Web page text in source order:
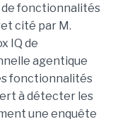
fonctionnalités
cité par M.
IQ de
agentique
fonctionnalités
à détecter les
une enquête